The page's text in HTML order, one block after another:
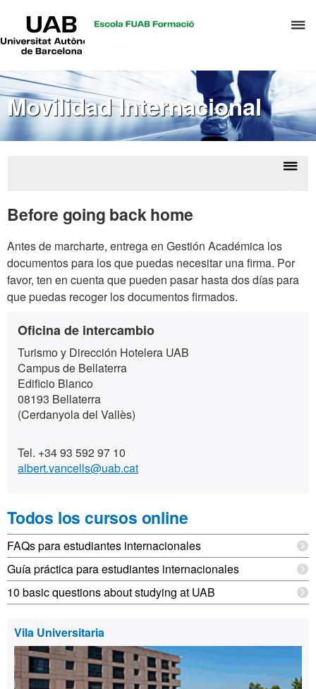
el
Universitat
Barcelona
Movilidad Internacional
Before going back home
Antes de marcharte, entrega en Gestión Académica los
documentos para los que puedas necesitar una firma. Por
favor, ten en cuenta que pueden pasar hasta dos días para
que puedas recoger los documentos firmados.
Información
complementaria
Contacto
Oficina de intercambio
Turismo y Dirección Hotelera UAB
Campus de Bellaterra
Edificio Blanco
08193 Bellaterra
(Cerdanyola del Vallès)
Tel. +34 93 592 97 10
albert.vancells@uab.cat
Todos los cursos online
FAQs para estudiantes internacionales
Guía práctica para estudiantes internacionales
10 basic questions about studying at UAB
Vila Universitaria